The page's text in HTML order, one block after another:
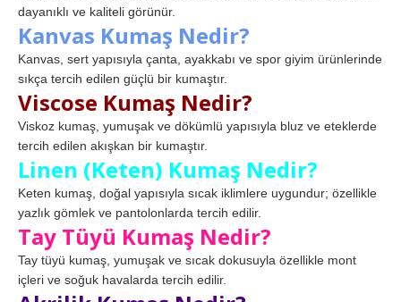
dayanıklı ve kaliteli görünür.
Kanvas Kumaş Nedir?
Kanvas, sert yapısıyla çanta, ayakkabı ve spor giyim ürünlerinde
sıkça tercih edilen güçlü bir kumaştır.
Viscose Kumaş Nedir?
Viskoz kumaş, yumuşak ve dökümlü yapısıyla bluz ve eteklerde
tercih edilen akışkan bir kumaştır.
Linen (Keten) Kumaş Nedir?
Keten kumaş, doğal yapısıyla sıcak iklimlere uygundur; özellikle
yazlık gömlek ve pantolonlarda tercih edilir.
Tay Tüyü Kumaş Nedir?
Tay tüyü kumaş, yumuşak ve sıcak dokusuyla özellikle mont
içleri ve soğuk havalarda tercih edilir.